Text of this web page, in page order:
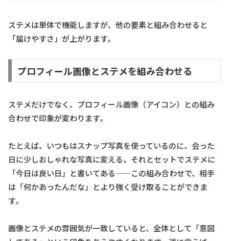
ステメは単体で機能しますが、他の要素と組み合わせると
「届けやすさ」が上がります。
プロフィール画像とステメを組み合わせる
ステメだけでなく、プロフィール画像（アイコン）との組み
合わせで印象が変わります。
たとえば、いつもはスナップ写真を使っているのに、会った
日に少しおしゃれな写真に変える。それとセットでステメに
「今日は良い日」と書いてある——この組み合わせで、相手
は「何かあったんだな」とより強く受け取ることができま
す。
画像とステメの雰囲気が一致していると、全体として「意図